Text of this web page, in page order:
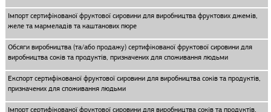
Імпорт сертифікованої фруктової сировини для виробництва фруктових джемів,
желе та мармеладів та каштанових пюре
Обсяги виробництва (та/або продажу) сертифікованої фруктової сировини для
виробництва соків та продуктів, призначених для споживання людьми
Експорт сертифікованої фруктової сировини для виробництва соків та продуктів,
призначених для споживання людьми
Імпорт сертифікованої фруктової сировини для виробництва соків та продуктів,